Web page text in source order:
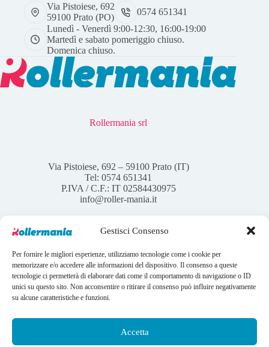
Gestisci Consenso
Per fornire le migliori esperienze, utilizziamo tecnologie come i cookie per
memorizzare e/o accedere alle informazioni del dispositivo. Il consenso a queste
tecnologie ci permetterà di elaborare dati come il comportamento di navigazione o ID
unici su questo sito. Non acconsentire o ritirare il consenso può influire negativamente
su alcune caratteristiche e funzioni.
Accetta
Via Pistoiese, 692
59100 Prato (PO)
0574 651341
Lunedì - Venerdì 9:00-12:30, 16:00-19:00
Martedì e sabato pomeriggio chiuso.
Domenica chiuso.
Rollermania srl
Via Pistoiese, 692 – 59100 Prato (IT)
Tel: 0574 651341
P.IVA / C.F.: IT 02584430975
info@roller-mania.it
Account
Il mio account
I tuoi ordini
Copyright © 2026 Rollermania - Webdesign by